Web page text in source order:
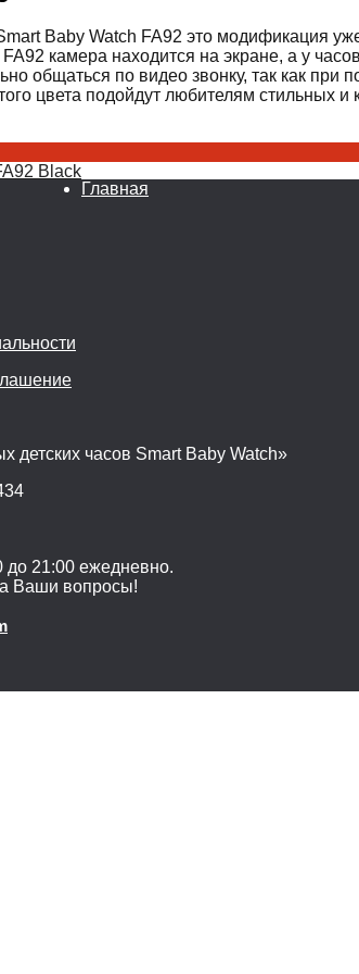
Baby Watch FA92 это модификация
FA92 камера находится на экране, а у
общаться по видео звонку, так как
цвета подойдут любителям стильных и
Black
Главная
детских часов Smart Baby Watch»
до 21:00 ежедневно.
Ваши вопросы!